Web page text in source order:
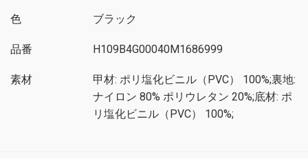
色 ブラック
品番 H109B4G00040M1686999
素材
甲材: ポリ塩化ビニル（PVC） 100%;裏地:
ナイロン 80% ポリウレタン 20%;底材: ポ
リ塩化ビニル（PVC） 100%;